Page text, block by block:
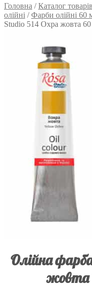
Головна /Каталог товарів
олійні /Фарби олійні 60
Studio 514 Охра жовта
Олійна
жовта